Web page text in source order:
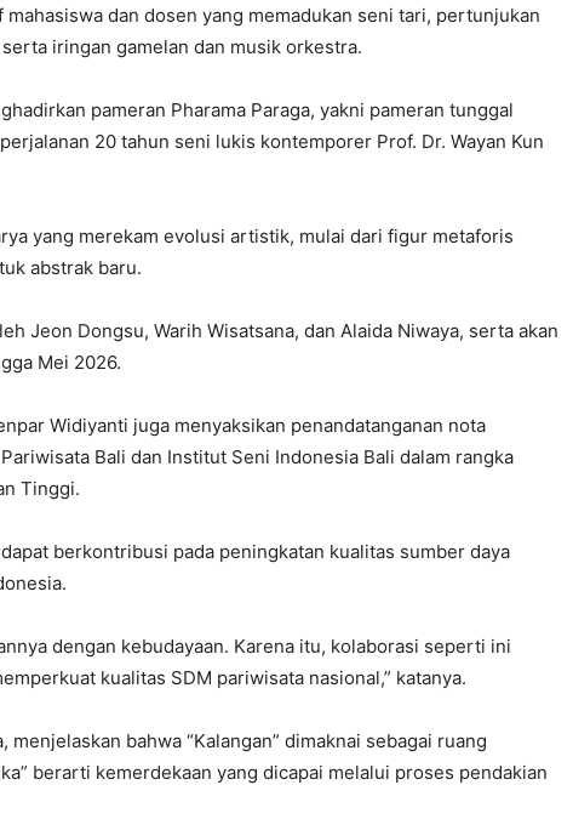
mahasiswa dan dosen yang memadukan seni tari, pertunjukan
iringan gamelan dan musik orkestra.
pameran Pharama Paraga, yakni pameran tunggal
20 tahun seni lukis kontemporer Prof. Dr. Wayan Kun
yang merekam evolusi artistik, mulai dari figur metaforis
abstrak baru.
Jeon Dongsu, Warih Wisatsana, dan Alaida Niwaya, serta akan
Mei 2026.
Widiyanti juga menyaksikan penandatanganan nota
Bali dan Institut Seni Indonesia Bali dalam rangka
Tinggi.
berkontribusi pada peningkatan kualitas sumber daya
dengan kebudayaan. Karena itu, kolaborasi seperti ini
kualitas SDM pariwisata nasional,” katanya.
menjelaskan bahwa “Kalangan” dimaknai sebagai ruang
berarti kemerdekaan yang dicapai melalui proses pendakian